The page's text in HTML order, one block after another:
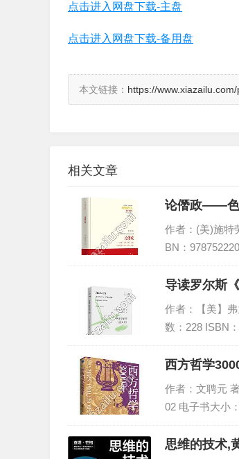
点击进入网盘下载-主盘
点击进入网盘下载-备用盘
本文链接： https://
相关文章
论僭政——色
作者：(美)施特
BN：
导读罗尔斯
作者：【美】
数：228 ISBN
西方哲学
作者：文聘元
02 电子书大小
思维的技术,